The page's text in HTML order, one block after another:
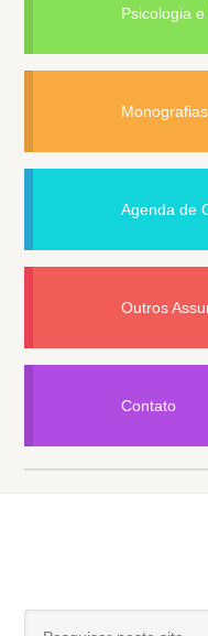
Psicologia
Monografias
Agenda de
Outros
Contato